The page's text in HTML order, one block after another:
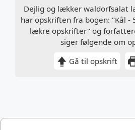
Dejlig og lækker waldorfsalat
har opskriften fra bogen: "Kål -
lækre opskrifter" og
siger følgende om
Gå til opskrift